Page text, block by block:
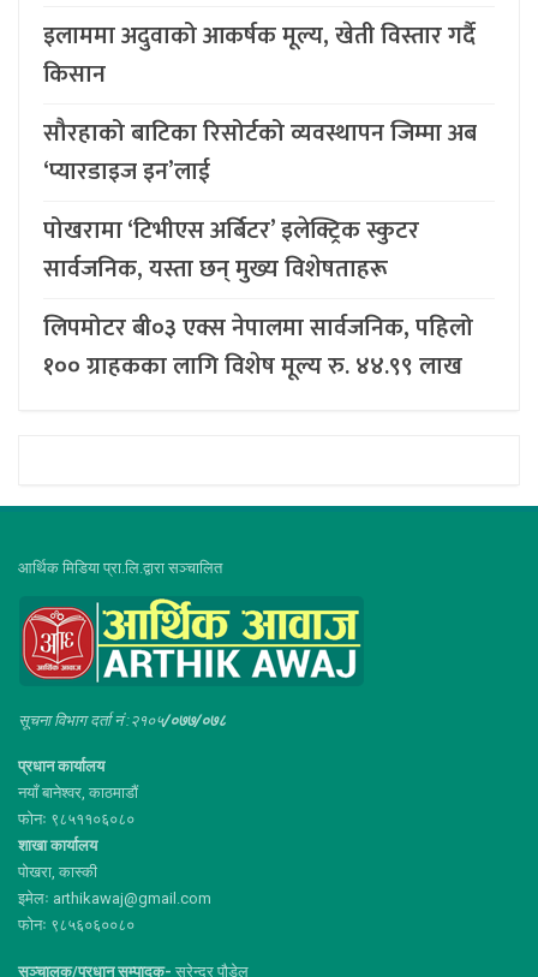
इलाममा अदुवाको आकर्षक मूल्य, खेती विस्तार गर्दै
किसान
सौरहाको बाटिका रिसोर्टको व्यवस्थापन जिम्मा अब
‘प्यारडाइज इन’लाई
पोखरामा ‘टिभीएस अर्बिटर’ इलेक्ट्रिक स्कुटर
सार्वजनिक, यस्ता छन् मुख्य विशेषताहरू
लिपमोटर बी०३ एक्स नेपालमा सार्वजनिक, पहिलो
१०० ग्राहकका लागि विशेष मूल्य रु. ४४.९९ लाख
आर्थिक मिडिया प्रा.लि.द्वारा सञ्चालित
सूचना विभाग दर्ता नं :२१०५/०७७/०७८
प्रधान कार्यालय
नयाँ बानेश्वर, काठमाडौं
फोनः ९८५११०६०८०
शाखा कार्यालय
पोखरा, कास्की
इमेलः arthikawaj@gmail.com
फोनः ९८५६०६००८०
सञ्चालक/प्रधान सम्पादक- सुरेन्द्र पौडेल